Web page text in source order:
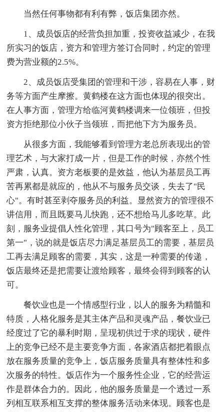
当然任何事物都有利有弊，饭店集团亦然。
1、成员饭店的经营负担加重，投资收益减少，在我
所实习的饭店，资方和管理方签订合同时，约定的管理
费为营业额的2.5%。
2、成员饭店受集团的管理和干涉，容易在人事，财
务等方面产生摩擦。黄鹤楼在这方面也体现的很突出。
在人事方面，管理方给临河黄鹤楼调来一位领班，但投
资方拒绝那位小伙子当领班，而把他下方为服务员。
从很多方面，我能够看到管理方老总所表现出的管
理艺术，与大家打成一片，但是工作的时候，亦然个性
严肃，认真。资方老板要的是效益，他认为基层员工再
苦再累都是就应的，他从不与服务员交谈，失去了"民
心"。有时甚至剥夺服务员的利益。显然资方的管理很不
讲信用，而且既要马儿快跑，还不想给马儿多吃草。此
刻，服务业提倡人性化管理，其口号为"顾客至上，员工
第一"，说的就是饭店尽力满足基层员工的需要，基层员
工再去满足顾客的需要，其实，这是一种需要的传递，
饭店最终还是把需要让渡给顾客，最终会得到顾客的认
可。
餐饮业也是一个情感型行业，以人的服务为精髓和
特质，人格化服务是其主体产品和灵魂产品，餐饮业已
经度过了它的暴利时期，呈现初供过于求的现状，硬件
上的竞争已经不是主要竞争方面，各家酒店都把着眼点
放在服务质量的竞争上，饭店服务质量具有整体性和多
次服务的特性。饭店作为一个服务性企业，它的经营运
作是群体合力的。因此，他的服务质量是一个透过一系
列相互联系相互支撑的整体服务活动来体现。顾客也是